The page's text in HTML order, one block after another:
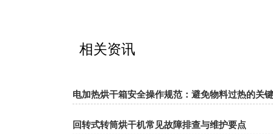
相关资讯
电加热烘干箱安全操作规范：避免物料过热的关
回转式转筒烘干机常见故障排查与维护要点